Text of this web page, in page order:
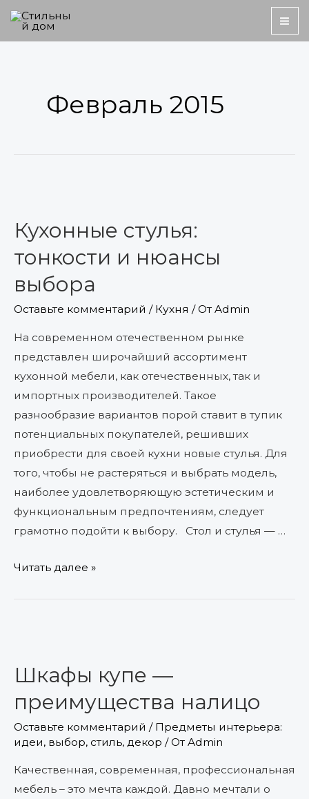
Перейти
Февраль 2015
Кухонные стулья:
тонкости и нюансы
выбора
Оставьте комментарий / Кухня / От Admin
На современном отечественном рынке
представлен широчайший ассортимент
кухонной мебели, как отечественных, так и
импортных производителей. Такое
разнообразие вариантов порой ставит в тупик
потенциальных покупателей, решивших
приобрести для своей кухни новые стулья. Для
того, чтобы не растеряться и выбрать модель,
наиболее удовлетворяющую эстетическим и
функциональным предпочтениям, следует
грамотно подойти к выбору. Стол и стулья — …
тонкости
нюансы
выбора
Читать далее »
Шкафы купе —
преимущества налицо
Оставьте комментарий / Предметы интерьера:
идеи, выбор, стиль, декор / От Admin
Качественная, современная, профессиональная
мебель – это мечта каждой. Давно мечтали о
налицо